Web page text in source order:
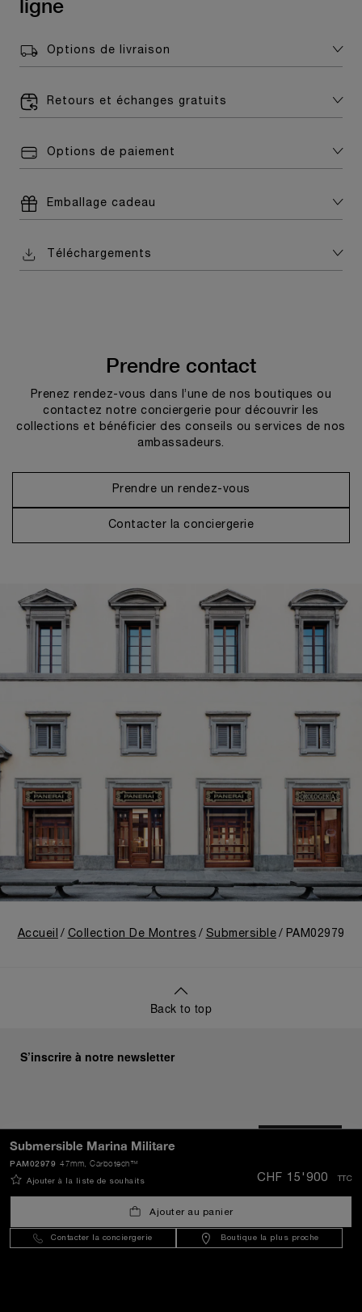
Submersible Marina Militare
47mm , Carbotech™
PAM02979
Ajouter à la liste de souhaits CHF 15'900 TTC
Ajouter au panier
Contacter la conciergerie Boutique la plus proche
ligne
Options de livraison
Retours et échanges gratuits
Options de paiement
Emballage cadeau
Téléchargements
Prendre contact
Prenez rendez-vous dans l’une de nos boutiques ou
contactez notre conciergerie pour découvrir les
collections et bénéficier des conseils ou services de nos
ambassadeurs.
Prendre un rendez-vous
Contacter la conciergerie
Accueil Collection De Montres Submersible PAM02979
Back to top
S’inscrire à notre newsletter
Switzerland(CHF CHF)- FR